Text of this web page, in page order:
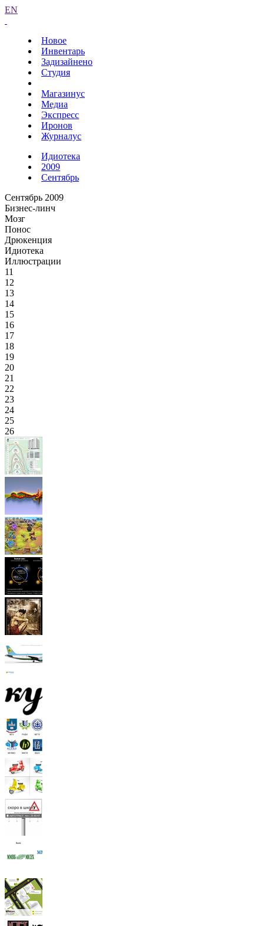
EN
Новое
Инвентарь
Задизайнено
Студия
Магазинус
Медиа
Экспресс
Иронов
Журналус
Идиотека
2009
Сентябрь
Сентябрь 2009
Бизнес-линч
Мозг
Понос
Дрюкенция
Идиотека
Иллюстрации
11
12
13
14
15
16
17
18
19
20
21
22
23
24
25
26